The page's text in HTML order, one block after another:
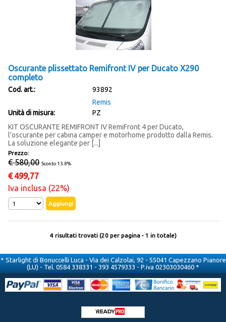
Oscurante plissettato Remifront IV per Ducato X290
completo
Cod. art.:
93892
Remis
Unità di misura:
PZ
KIT OSCURANTE REMIFRONT IV RemiFront 4 per Ducato,
l'oscurante per cabina camper e motorhome prodotto dalla Remis.
La soluzione elegante per [...]
Prezzo:
€ 580,00 Sconto 13.8%
€ 499,77
Iva inclusa (22%)
4 risultati trovati (20 per pagina - 1 in totale)
* Starlight di Bonuccelli Luca - Via dei Calzolai, 92 - 55041 Capezzano Pianore
(LU) - Tel. 0584 338331 - 393 4579333 - P.iva 02303030460 *